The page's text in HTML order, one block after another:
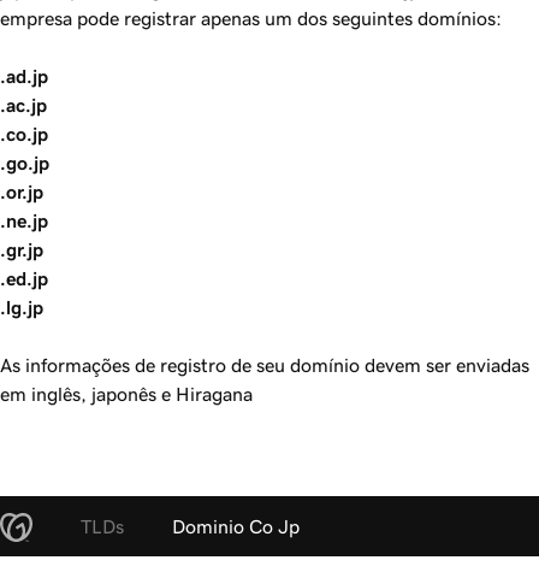
empresa pode registrar apenas um dos seguintes domínios:
.ad.jp
.ac.jp
.co.jp
.go.jp
.or.jp
.ne.jp
.gr.jp
.ed.jp
.lg.jp
As informações de registro de seu domínio devem ser enviadas
em inglês, japonês e Hiragana
TLDs Dominio Co Jp